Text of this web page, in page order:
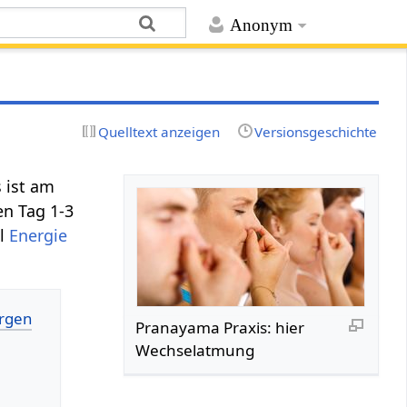
Anonym
Quelltext anzeigen Versionsgeschichte
Pranayama Praxis: hier
Wechselatmung
ist am
Tag 1-3
Energie